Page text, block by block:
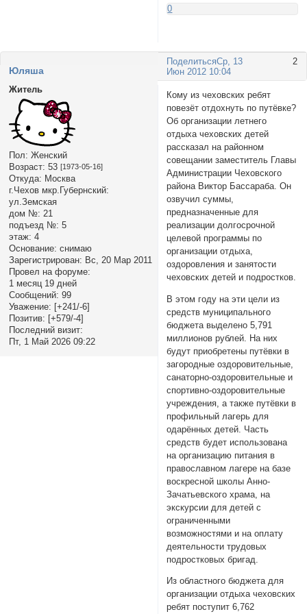
0
Поделиться 2
Ср, 13
Июн 2012 10:04
Юляша
Житель
Пол: Женский
Возраст: 53 [1973-05-16]
Откуда: Москва
г.Чехов мкр.Губернский:
ул.Земская
дом №: 21
подъезд №: 5
этаж: 4
Основание: снимаю
Зарегистрирован: Вс, 20 Мар 2011
Провел на форуме:
1 месяц 19 дней
Сообщений: 99
Уважение: [+241/-6]
Позитив: [+579/-4]
Последний визит:
Пт, 1 Май 2026 09:22
Кому из чеховских ребят
повезёт отдохнуть по путёвке?
Об организации летнего
отдыха чеховских детей
рассказал на районном
совещании заместитель Главы
Администрации Чеховского
района Виктор Бассараба. Он
озвучил суммы,
предназначенные для
реализации долгосрочной
целевой программы по
организации отдыха,
оздоровления и занятости
чеховских детей и подростков.
В этом году на эти цели из
средств муниципального
бюджета выделено 5,791
миллионов рублей. На них
будут приобретены путёвки в
загородные оздоровительные,
санаторно-оздоровительные и
спортивно-оздоровительные
учреждения, а также путёвки в
профильный лагерь для
одарённых детей. Часть
средств будет использована
на организацию питания в
православном лагере на базе
воскресной школы Анно-
Зачатьевского храма, на
экскурсии для детей с
ограниченными
возможностями и на оплату
деятельности трудовых
подростковых бригад.
Из областного бюджета для
организации отдыха чеховских
ребят поступит 6,762